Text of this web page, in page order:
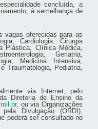
concluída, a
à semelhança de
vagas oferecidas para as
Cardiologia, Cirurgia
Plástica, Clínica Médica,
Geriatria,
Medicina Intensiva,
Traumatologia, Pediatria,
via Internet, pelo
Diretoria de Ensino da
, ou via Organizações
Divulgação (ORDI),
poderá ser consultado no